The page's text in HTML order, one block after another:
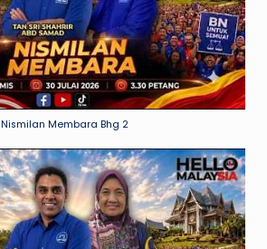
Nismilan Membara Bhg 2